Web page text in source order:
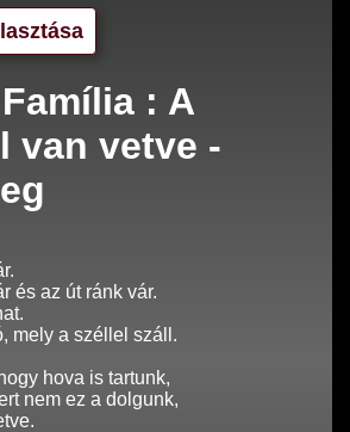
: A
van vetve -
és az út ránk vár.
mely a széllel száll.
hova is tartunk,
nem ez a dolgunk,